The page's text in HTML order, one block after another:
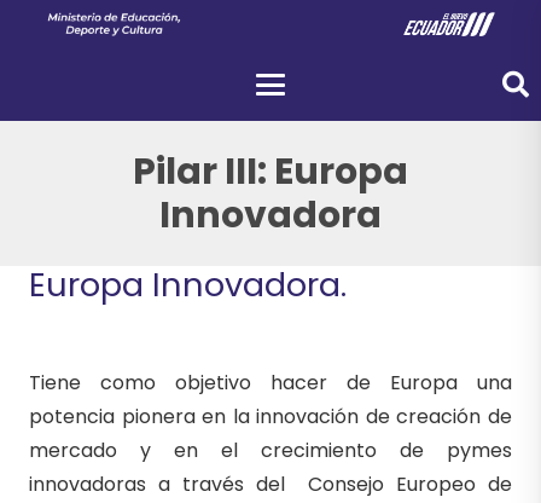
Pilar III: Europa
Innovadora
Europa Innovadora.
Tiene como objetivo hacer de Europa una
potencia pionera en la innovación de creación de
mercado y en el crecimiento de pymes
innovadoras a través del Consejo Europeo de